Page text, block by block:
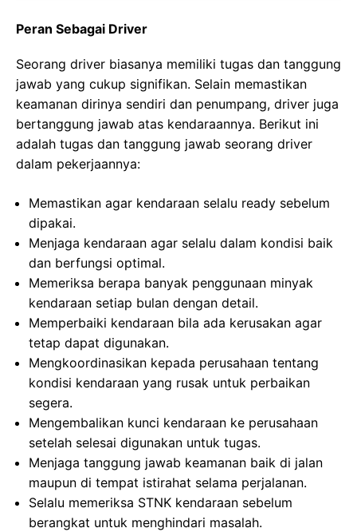
Peran Sebagai Driver
Seorang driver biasanya memiliki tugas dan tanggung
jawab yang cukup signifikan. Selain memastikan
keamanan dirinya sendiri dan penumpang, driver juga
bertanggung jawab atas kendaraannya. Berikut ini
adalah tugas dan tanggung jawab seorang driver
dalam pekerjaannya:
Memastikan agar kendaraan selalu ready sebelum
dipakai.
Menjaga kendaraan agar selalu dalam kondisi baik
dan berfungsi optimal.
Memeriksa berapa banyak penggunaan minyak
kendaraan setiap bulan dengan detail.
Memperbaiki kendaraan bila ada kerusakan agar
tetap dapat digunakan.
Mengkoordinasikan kepada perusahaan tentang
kondisi kendaraan yang rusak untuk perbaikan
segera.
Mengembalikan kunci kendaraan ke perusahaan
setelah selesai digunakan untuk tugas.
Menjaga tanggung jawab keamanan baik di jalan
maupun di tempat istirahat selama perjalanan.
Selalu memeriksa STNK kendaraan sebelum
berangkat untuk menghindari masalah.